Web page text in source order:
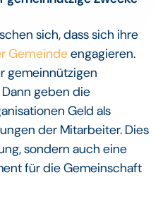
sich, dass sich ihre
Gemeindeengagieren.
gemeinnützigen
geben die
Geld als
der Mitarbeiter. Dies
sondern auch eine
für die Gemeinschaft